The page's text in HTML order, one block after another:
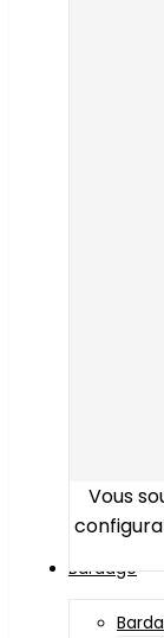
Vous
Bardage